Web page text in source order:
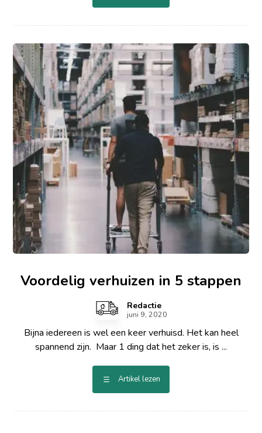
Voordelig verhuizen in 5 stappen
Redactie
juni 9, 2020
Bijna iedereen is wel een keer verhuisd. Het kan heel
spannend zijn. Maar 1 ding dat het zeker is, is ...
Artikel lezen